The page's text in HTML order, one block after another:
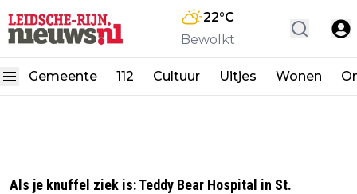
22°C
Bewolkt
Gemeente 112 Cultuur Uitjes Wonen
Als je knuffel ziek is: Teddy Bear Hospital in St.